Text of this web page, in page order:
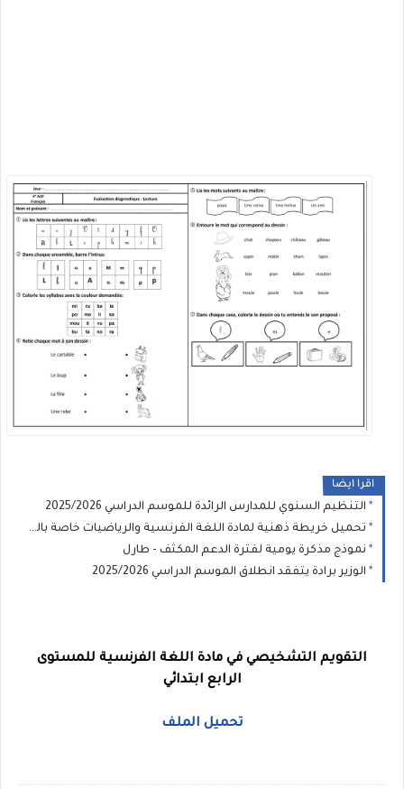
اقرا ايضا
التنظيم السنوي للمدارس الرائدة للموسم الدراسي 2025/2026
تحميل خريطة ذهنية لمادة اللغة الفرنسية والرياضيات خاصة بالمدرسة الرائدة PDF
نموذج مذكرة يومية لفترة الدعم المكثف - طارل
الوزير برادة يتفقد انطلاق الموسم الدراسي 2025/2026
التقويم التشخيصي في مادة اللغة الفرنسية للمستوى
الرابع ابتدائي
تحميل الملف